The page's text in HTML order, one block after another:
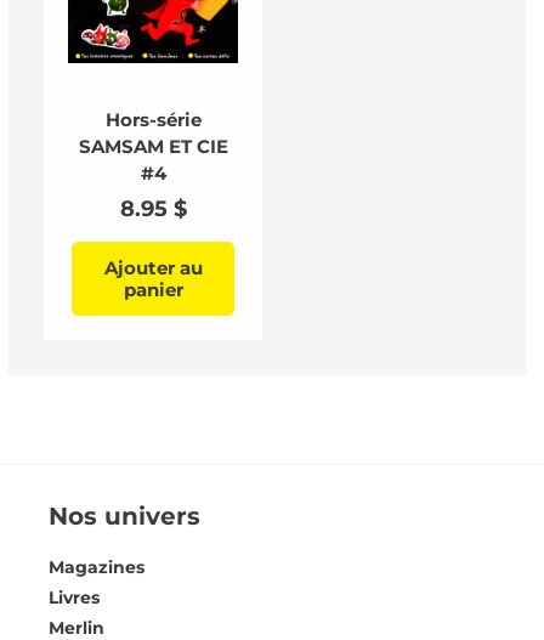
Hors-série
SAMSAM ET CIE
#4
Prix
habituel
8.95 $
Ajouter au
panier
Nos univers
Magazines
Livres
Merlin